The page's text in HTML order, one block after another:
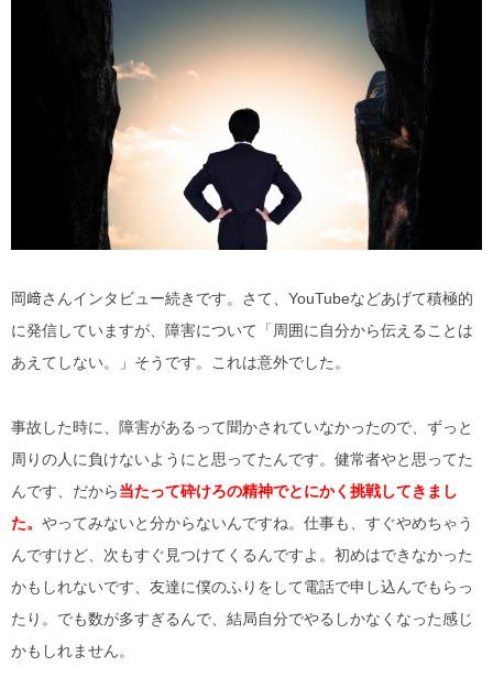
岡﨑さんインタビュー続きです。さて、YouTubeなどあげて積極的
に発信していますが、障害について「周囲に自分から伝えることは
あえてしない。」そうです。これは意外でした。
事故した時に、障害があるって聞かされていなかったので、ずっと
周りの人に負けないようにと思ってたんです。健常者やと思ってた
んです、だから当たって砕けろの精神でとにかく挑戦してきまし
た。 やってみないと分からないんですね。仕事も、すぐやめちゃう
んですけど、次もすぐ見つけてくるんですよ。初めはできなかった
かもしれないです、友達に僕のふりをして電話で申し込んでもらっ
たり。でも数が多すぎるんで、結局自分でやるしかなくなった感じ
かもしれません。